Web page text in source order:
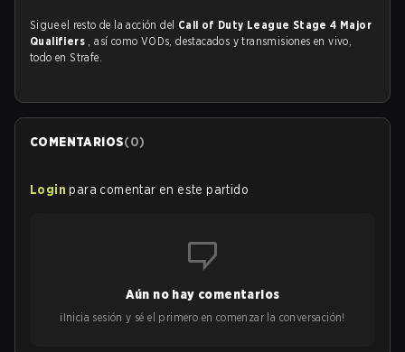
Sigue el resto de la acción del Call of Duty League Stage 4 Major
Qualifiers , así como VODs, destacados y transmisiones en vivo,
todo en Strafe.
COMENTARIOS(0)
Login para comentar en este partido
Aún no hay comentarios
¡Inicia sesión y sé el primero en comenzar la conversación!